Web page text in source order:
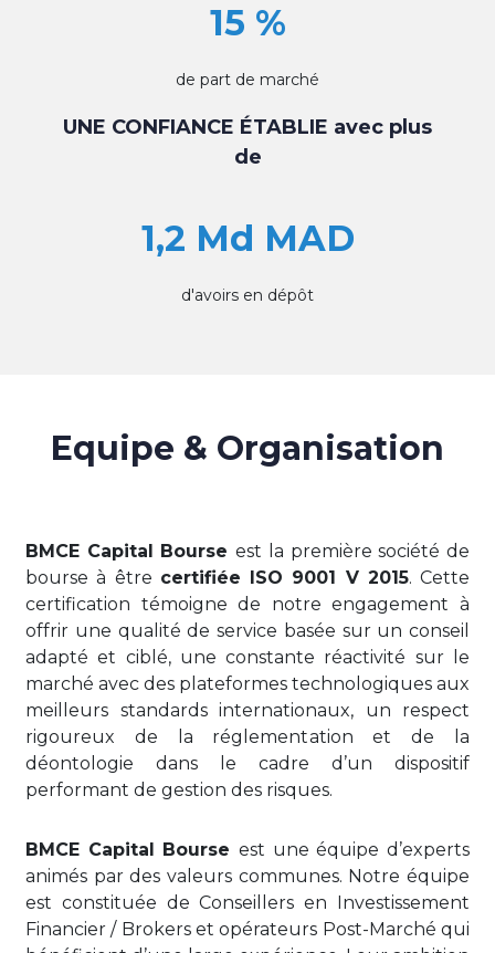
15 %
de part de marché
UNE CONFIANCE ÉTABLIE avec plus
de
1,2 Md MAD
d'avoirs en dépôt
Equipe & Organisation
BMCE Capital Bourseest la première société de
bourse à être certifiée ISO 9001 V 2015. Cette
certification témoigne de notre engagement à
offrir une qualité de service basée sur un conseil
adapté et ciblé, une constante réactivité sur le
marché avec des plateformes technologiques aux
meilleurs standards internationaux, un respect
rigoureux de la réglementation et de la
déontologie dans le cadre d’un dispositif
performant de gestion des risques.
BMCE Capital Bourse est une équipe d’experts
animés par des valeurs communes. Notre équipe
est constituée de Conseillers en Investissement
Financier / Brokers et opérateurs Post-Marché qui